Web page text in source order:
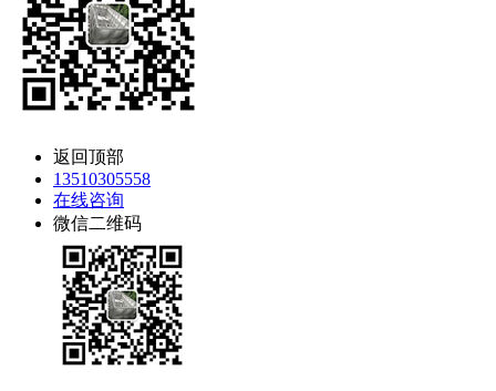
返回顶部
13510305558
在线咨询
微信二维码